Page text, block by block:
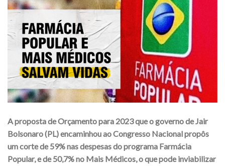
A proposta de Orçamento para 2023 que o governo de Jair
Bolsonaro (PL) encaminhou ao Congresso Nacional propôs
um corte de 59% nas despesas do programa Farmácia
Popular, e de 50,7% no Mais Médicos, o que pode inviabilizar